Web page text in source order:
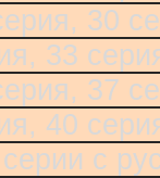
30
33
37
40
с